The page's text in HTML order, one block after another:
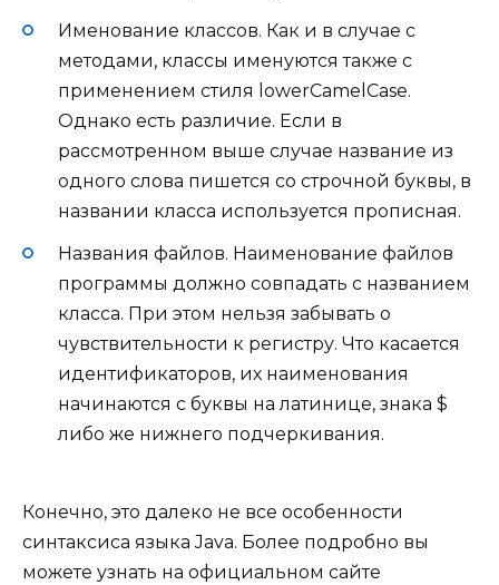
Именование классов. Как и в случае с
методами, классы именуются также с
применением стиля lowerCamelCase.
Однако есть различие. Если в
рассмотренном выше случае название из
одного слова пишется со строчной буквы, в
названии класса используется прописная.
Названия файлов. Наименование файлов
программы должно совпадать с названием
класса. При этом нельзя забывать о
чувствительности к регистру. Что касается
идентификаторов, их наименования
начинаются с буквы на латинице, знака $
либо же нижнего подчеркивания.
Конечно, это далеко не все особенности
синтаксиса языка Java. Более подробно вы
можете узнать на официальном сайте